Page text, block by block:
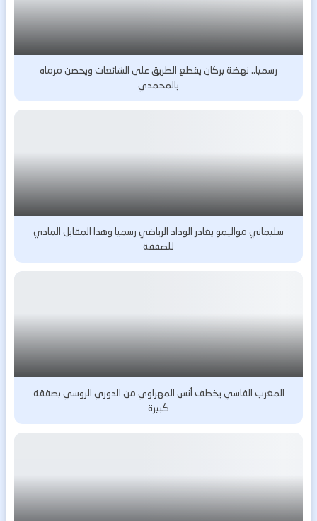
رسميا.. نهضة بركان يقطع الطريق على الشائعات ويحصن مرماه
بالمحمدي
سليماني مواليمو يغادر الوداد الرياضي رسميا وهذا المقابل المادي
للصفقة
المغرب الفاسي يخطف أنس المهراوي من الدوري الروسي بصفقة
كبيرة